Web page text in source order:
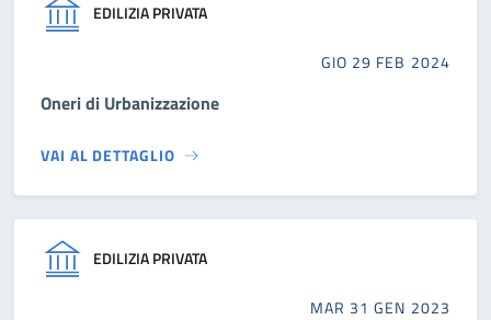
EDILIZIA PRIVATA
GIO 29 FEB 2024
Oneri di Urbanizzazione
VAI AL DETTAGLIO
EDILIZIA PRIVATA
MAR 31 GEN 2023